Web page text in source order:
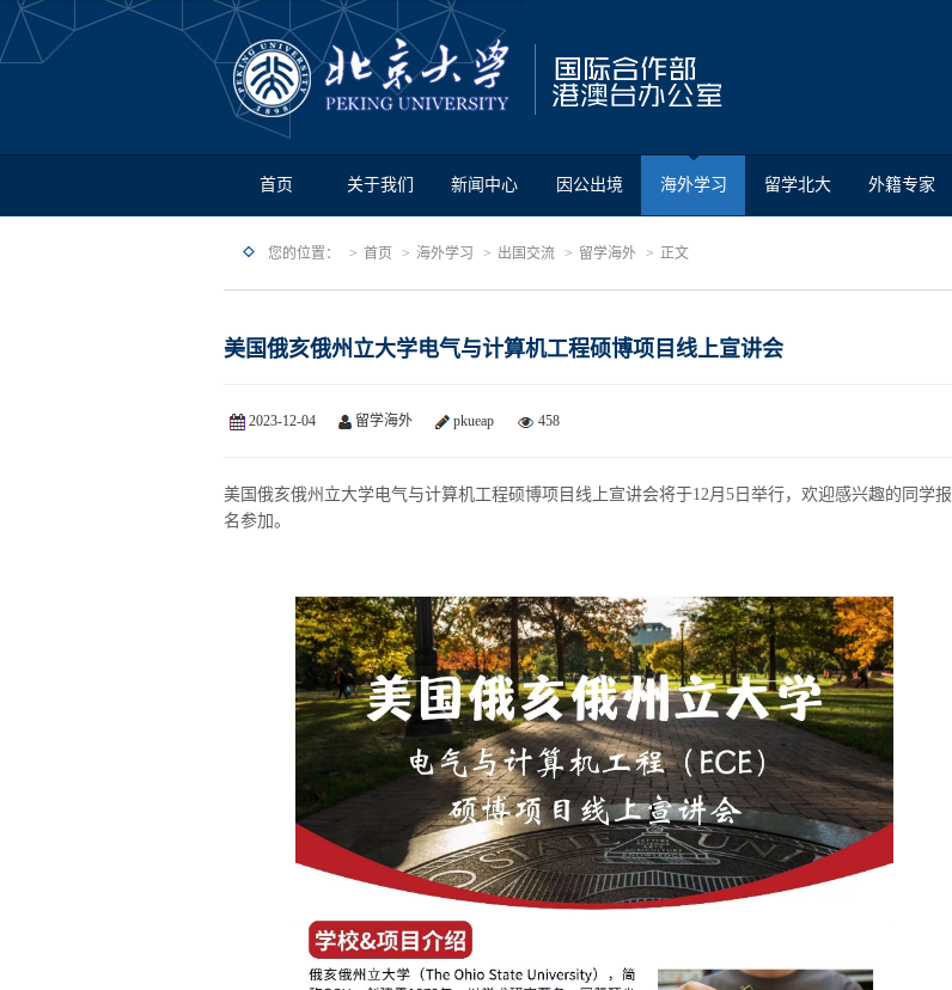
首页 关于我们 新闻中心 因公出境 海外学习 留学北大 外籍专家
您的位置： 首页 海外学习 出国交流 留学海外 正文
美国俄亥俄州立大学电气与计算机工程硕博项目线上宣讲会
2023-12-04 留学海外 pkueap 458
美国俄亥俄州立大学电气与计算机工程硕博项目线上宣讲会将于12月5日举行，欢迎感兴趣的同学报
名参加。